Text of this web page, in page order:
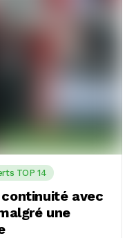
TOP 14
continuité avec
une